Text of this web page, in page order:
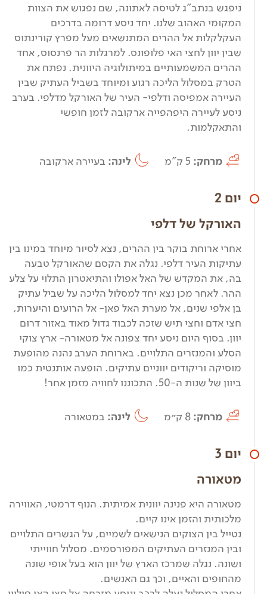
ניפגש בנתב"ג לטיסה לאתונה, שם נפגוש את הצוות
המקומי האהוב שלנו. יחד ניסע דרומה בדרכים
העקלקלות אל ההרים המתנשאים מעל מפרץ קורינתוס
שבין יוון לחצי האי פלופונס. למרגלות הר פרנסוס, אחד
ההרים המשמעותיים במיתולוגיה היוונית. נפתח את
הטרק במסלול הליכה רגוע ומיוחד בשביל העתיק שבין
העיירה אמפיסה ודלפי- העיר של האורקל מדלפי. בערב
ניסע לעיירה היפהפייה ארקובה לזמן חופשי
והתאקלמות.
מרחק: 5 ק"מ לינה: בעיירה ארקובה
יום 2
האורקל של דלפי
אחרי ארוחת בוקר בין ההרים, נצא לסיור מיוחד במינו בין
עתיקות העיר דלפי. נגלה את הקסם שהאורקל טבעה
בה, את המקדש של האל אפולו והתיאטרון התלוי על צלע
ההר. לאחר מכן נצא יחד למסלול הליכה על שביל עתיק
בן אלפי שנים, אל מערת האל פאן- אל הרועים והיערות,
חצי אדם וחצי תיש שזכה לכבוד גדול מאוד באזור דרום
יוון. בסוף היום ניסע יחד צפונה אל מטאורה- ארץ צוקי
הסלע והמנזרים התלויים. בארוחת הערב נהנה מהופעת
מוסיקה וריקודים יווניים עתיקים. הופעה אותנטית כמו
ביוון של שנות ה-50. התכוננו לחוויה מזמן אחר!
מרחק:8 ק״מ לינה: במטאורה
יום 3
מטאורה
מטאורה היא פנינה יוונית אמיתית. הנוף דרמטי, האווירה
מלכותית והזמן אינו קיים.
נטייל בין הצוקים הנישאים לשמיים, על הגשרים התלויים
ובין המנזרים העתיקים המפורסמים. מסלול חווייתי
ושונה. נגלה שמרכז הארץ של יוון הוא בעל אופי שונה
מהחופים והאיים, וכך גם האנשים.